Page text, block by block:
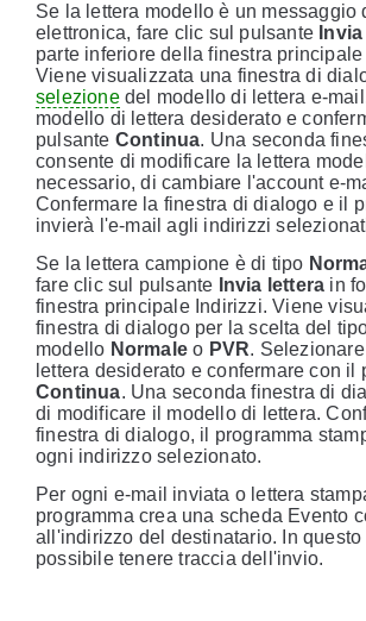
Se la lettera modello è un messaggio
elettronica, fare clic sul pulsante
parte inferiore della finestra
Viene visualizzata una finestra di
selezionedel modello di lettera e-
modello di lettera desiderato e
pulsante Continua. Una seconda
consente di modificare la lettera
necessario, di cambiare l'account e-
Confermare la finestra di dialogo e il
invierà l'e-mail agli indirizzi
Se la lettera campione è di tipo
fare clic sul pulsante Invia lettera in
finestra principale Indirizzi. Viene
finestra di dialogo per la scelta del
modello Normale o PVR.
lettera desiderato e confermare con il
Continua. Una seconda finestra di
di modificare il modello di lettera.
finestra di dialogo, il programma
ogni indirizzo selezionato.
Per ogni e-mail inviata o lettera
programma crea una scheda Evento
all'indirizzo del destinatario. In questo
possibile tenere traccia dell'invio.